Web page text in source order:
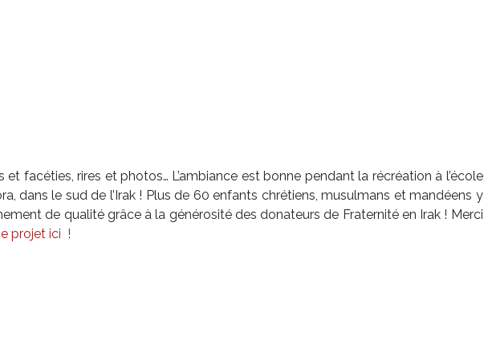
et facéties, rires et photos… L’ambiance est bonne pendant la récréation à l’école
dans le sud de l’Irak ! Plus de 60 enfants chrétiens, musulmans et mandéens y
de qualité grâce à la générosité des donateurs de Fraternité en Irak ! Merci
projet ici !